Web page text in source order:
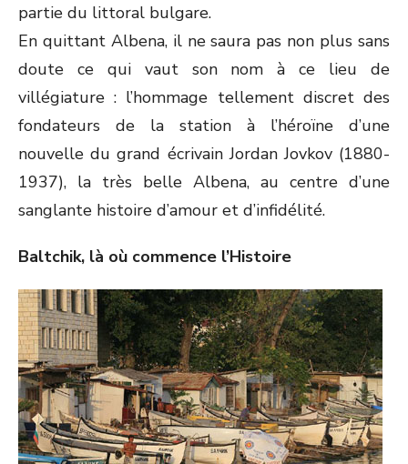
partie du littoral bulgare.
En quittant Albena, il ne saura pas non plus sans
doute ce qui vaut son nom à ce lieu de
villégiature : l’hommage tellement discret des
fondateurs de la station à l’héroïne d’une
nouvelle du grand écrivain Jordan Jovkov (1880-
1937), la très belle Albena, au centre d’une
sanglante histoire d’amour et d’infidélité.
Baltchik, là où commence l’Histoire